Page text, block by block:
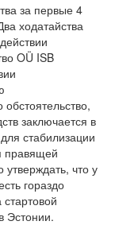
за первые 4
ходатайства
OÜ ISB
заключается в
стабилизации
правящей
что у
гораздо
Эстонии.